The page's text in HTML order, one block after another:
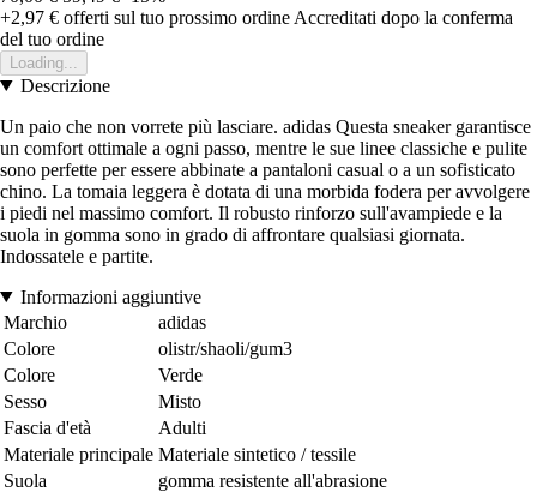
+2,97 € offerti sul tuo prossimo ordine Accreditati dopo la conferma
del tuo ordine
Loading...
Descrizione
Un paio che non vorrete più lasciare. adidas Questa sneaker garantisce
un comfort ottimale a ogni passo, mentre le sue linee classiche e pulite
sono perfette per essere abbinate a pantaloni casual o a un sofisticato
chino. La tomaia leggera è dotata di una morbida fodera per avvolgere
i piedi nel massimo comfort. Il robusto rinforzo sull'avampiede e la
suola in gomma sono in grado di affrontare qualsiasi giornata.
Indossatele e partite.
Informazioni aggiuntive
Marchio
adidas
Colore
olistr/shaoli/gum3
Colore
Verde
Sesso
Misto
Fascia d'età
Adulti
Materiale principale Materiale sintetico / tessile
Suola
gomma resistente all'abrasione